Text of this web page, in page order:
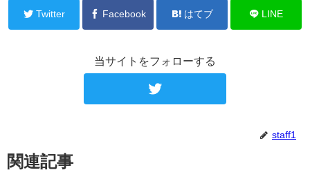
Twitter Facebook はてブ LINE
当サイトをフォローする
staff1
関連記事